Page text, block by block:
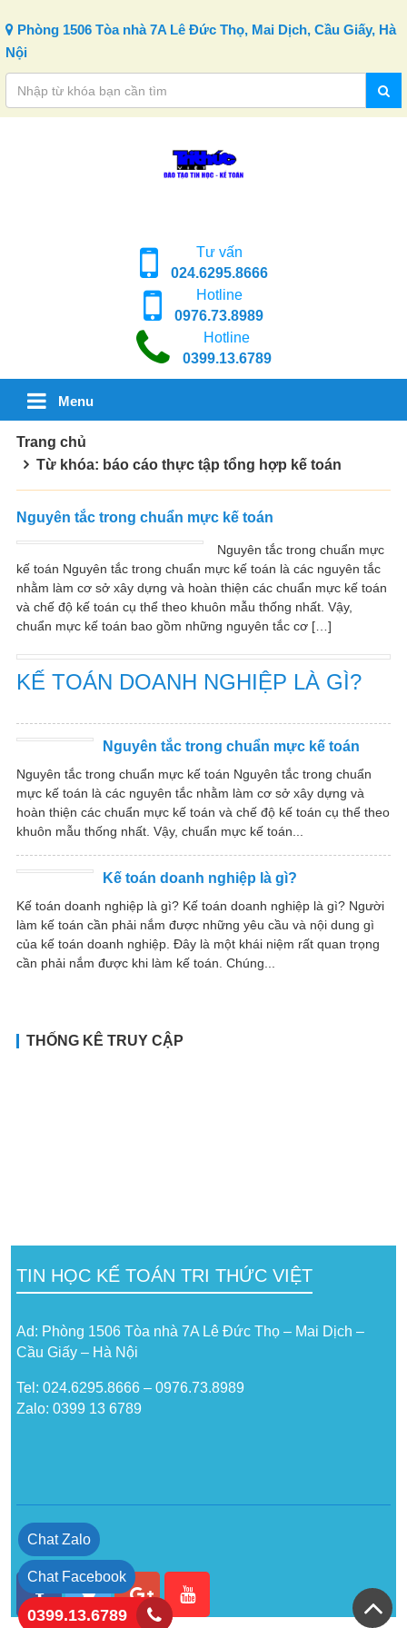
Phòng 1506 Tòa nhà 7A Lê Đức Thọ, Mai Dịch, Cầu Giấy, Hà
Nội
Tư vấn
024.6295.8666
Hotline
0976.73.8989
Hotline
0399.13.6789
Menu
Trang chủ
Từ khóa: báo cáo thực tập tổng hợp kế toán
Nguyên tắc trong chuẩn mực kế toán
Nguyên tắc trong chuẩn mực
kế toán Nguyên tắc trong chuẩn mực kế toán là các nguyên tắc
nhằm làm cơ sở xây dựng và hoàn thiện các chuẩn mực kế toán
và chế độ kế toán cụ thể theo khuôn mẫu thống nhất. Vậy,
chuẩn mực kế toán bao gồm những nguyên tắc cơ […]
KẾ TOÁN DOANH NGHIỆP LÀ GÌ?
Nguyên tắc trong chuẩn mực kế toán
Nguyên tắc trong chuẩn mực kế toán Nguyên tắc trong chuẩn
mực kế toán là các nguyên tắc nhằm làm cơ sở xây dựng và
hoàn thiện các chuẩn mực kế toán và chế độ kế toán cụ thể theo
khuôn mẫu thống nhất. Vậy, chuẩn mực kế toán...
Kế toán doanh nghiệp là gì?
Kế toán doanh nghiệp là gì? Kế toán doanh nghiệp là gì? Người
làm kế toán cần phải nắm được những yêu cầu và nội dung gì
của kế toán doanh nghiệp. Đây là một khái niệm rất quan trọng
cần phải nắm được khi làm kế toán. Chúng...
THỐNG KÊ TRUY CẬP
TIN HỌC KẾ TOÁN TRI THỨC VIỆT
Ad: Phòng 1506 Tòa nhà 7A Lê Đức Thọ – Mai Dịch –
Cầu Giấy – Hà Nội
Tel: 024.6295.8666 – 0976.73.8989
Zalo: 0399 13 6789
Chat Zalo
Chat Facebook
0399.13.6789